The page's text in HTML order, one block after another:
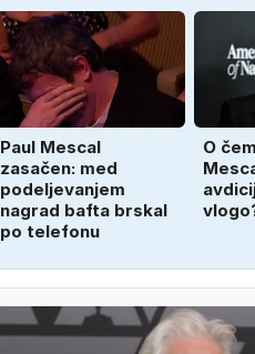
Paul Mescal
zasačen: med
podeljevanjem
nagrad bafta brskal
po telefonu
O